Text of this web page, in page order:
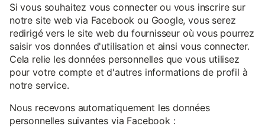
Si vous souhaitez vous connecter ou vous inscrire sur
notre site web via Facebook ou Google, vous serez
redirigé vers le site web du fournisseur où vous pourrez
saisir vos données d'utilisation et ainsi vous connecter.
Cela relie les données personnelles que vous utilisez
pour votre compte et d'autres informations de profil à
notre service.
Nous recevons automatiquement les données
personnelles suivantes via Facebook :